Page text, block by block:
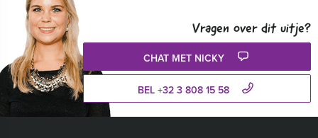
Vragen over dit uitje?
CHAT MET NICKY
BEL +32 3 808 15 58